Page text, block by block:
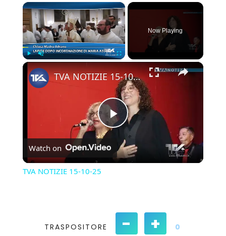
×
Play Unmute
Now Playing
×
Play
Video
TVA NOTIZIE 15-10-25
Watch on
TVA NOTIZIE 15-10-25
TRASPOSITORE - + 0